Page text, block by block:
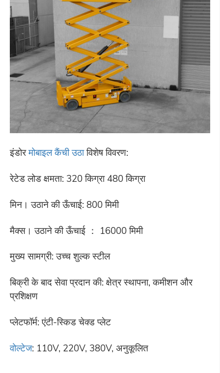
इंडोरमोबाइल कैंची उठाविशेष विवरण:
रेटेड लोड क्षमता: 320 किग्रा 480 किग्रा
मिन। उठाने की ऊँचाई: 800 मिमी
मैक्स। उठाने की ऊँचाई ： 16000 मिमी
मुख्य सामग्री: उच्च शुल्क स्टील
बिक्री के बाद सेवा प्रदान की: क्षेत्र स्थापना, कमीशन और
प्रशिक्षण
प्लेटफॉर्म: एंटी-स्किड चेक्ड प्लेट
वोल्टेज: 110V, 220V, 380V, अनुकूलित